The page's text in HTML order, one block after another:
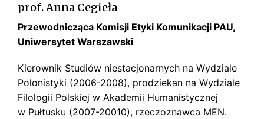
prof. Anna Cegieła
Przewodnicząca Komisji Etyki Komunikacji PAU,
Uniwersytet Warszawski
Kierownik Studiów niestacjonarnych na Wydziale
Polonistyki (2006-2008), prodziekan na Wydziale
Filologii Polskiej w Akademii Humanistycznej
w Pułtusku (2007-20010), rzeczoznawca MEN.